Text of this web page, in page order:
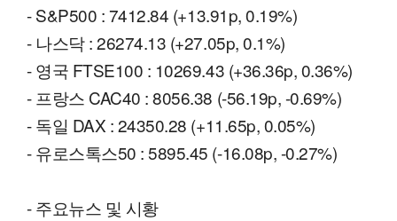
- S&P500 : 7412.84 (+13.91p, 0.19%)
- 나스닥 : 26274.13 (+27.05p, 0.1%)
- 영국 FTSE100 : 10269.43 (+36.36p, 0.36%)
- 프랑스 CAC40 : 8056.38 (-56.19p, -0.69%)
- 독일 DAX : 24350.28 (+11.65p, 0.05%)
- 유로스톡스50 : 5895.45 (-16.08p, -0.27%)
- 주요뉴스 및 시황